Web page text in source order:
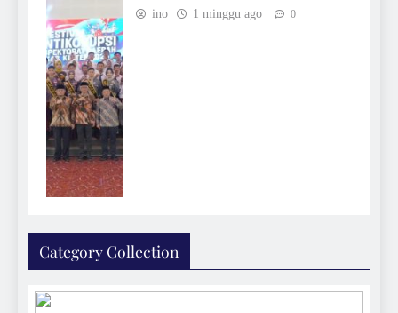
ino 1 minggu ago 0
Category Collection